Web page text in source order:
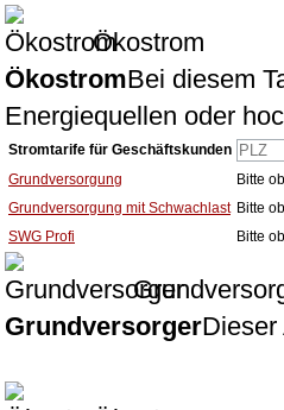
Ökostrom
ÖkostromBei diesem
Energiequellen oder
Stromtarife für Geschäftskunden
Grundversorgung
Bitte
Grundversorgung mit Schwachlast Bitte
SWG Profi
Bitte
GrundversorgerDieser